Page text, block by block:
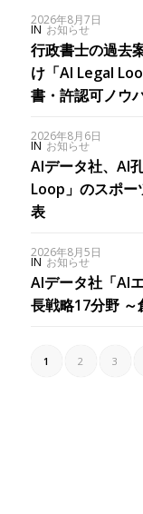
2026年8月7日
IN お知らせ
行政書士の過去
け「AI Legal
書・許認可ノウ
2026年8月6日
IN お知らせ
AIデータ社、AI
Loop」のスポ
表
2026年8月5日
IN お知らせ
AIデータ社「AI
長戦略17分野
1 2 3